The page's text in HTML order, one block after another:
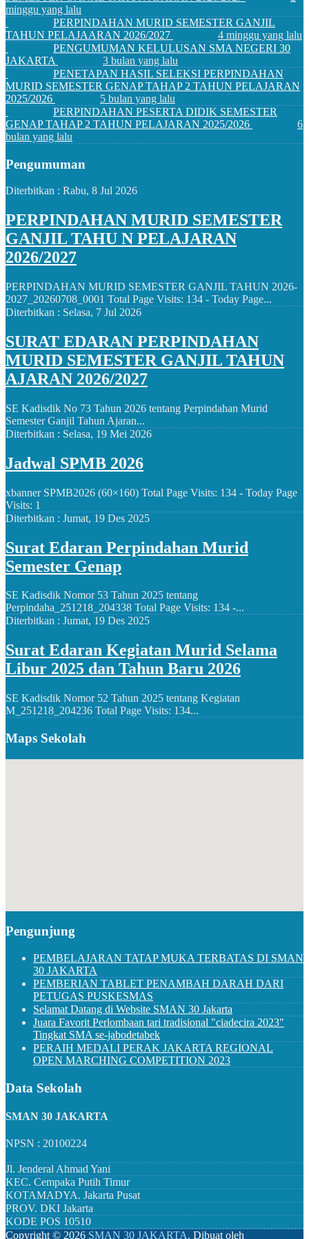
minggu yang lalu
PERPINDAHAN MURID SEMESTER GANJIL
TAHUN PELAJAARAN 2026/2027
4 minggu yang lalu
PENGUMUMAN KELULUSAN SMA NEGERI 30
JAKARTA
3 bulan yang lalu
PENETAPAN HASIL SELEKSI PERPINDAHAN
MURID SEMESTER GENAP TAHAP 2 TAHUN PELAJARAN
2025/2026
5 bulan yang lalu
PERPINDAHAN PESERTA DIDIK SEMESTER
GENAP TAHAP 2 TAHUN PELAJARAN 2025/2026
6
bulan yang lalu
Pengumuman
Diterbitkan : Rabu, 8 Jul 2026
PERPINDAHAN MURID SEMESTER
GANJIL TAHU N PELAJARAN
2026/2027
PERPINDAHAN MURID SEMESTER GANJIL TAHUN 2026-
2027_20260708_0001 Total Page Visits: 134 - Today Page...
Diterbitkan : Selasa, 7 Jul 2026
SURAT EDARAN PERPINDAHAN
MURID SEMESTER GANJIL TAHUN
AJARAN 2026/2027
SE Kadisdik No 73 Tahun 2026 tentang Perpindahan Murid
Semester Ganjil Tahun Ajaran...
Diterbitkan : Selasa, 19 Mei 2026
Jadwal SPMB 2026
xbanner SPMB2026 (60×160) Total Page Visits: 134 - Today Page
Visits: 1
Diterbitkan : Jumat, 19 Des 2025
Surat Edaran Perpindahan Murid
Semester Genap
SE Kadisdik Nomor 53 Tahun 2025 tentang
Perpindaha_251218_204338 Total Page Visits: 134 -...
Diterbitkan : Jumat, 19 Des 2025
Surat Edaran Kegiatan Murid Selama
Libur 2025 dan Tahun Baru 2026
SE Kadisdik Nomor 52 Tahun 2025 tentang Kegiatan
M_251218_204236 Total Page Visits: 134...
Maps Sekolah
Pengunjung
PEMBELAJARAN TATAP MUKA TERBATAS DI SMAN
30 JAKARTA
PEMBERIAN TABLET PENAMBAH DARAH DARI
PETUGAS PUSKESMAS
Selamat Datang di Website SMAN 30 Jakarta
Juara Favorit Perlombaan tari tradisional "ciadecira 2023"
Tingkat SMA se-jabodetabek
PERAIH MEDALI PERAK JAKARTA REGIONAL
OPEN MARCHING COMPETITION 2023
Data Sekolah
SMAN 30 JAKARTA
NPSN : 20100224
Jl. Jenderal Ahmad Yani
KEC. Cempaka Putih Timur
KOTAMADYA. Jakarta Pusat
PROV. DKI Jakarta
KODE POS 10510
Copyright © 2026 SMAN 30 JAKARTA. Dibuat oleh